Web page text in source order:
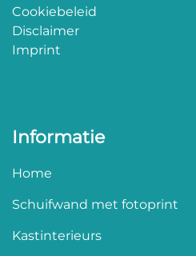
Cookiebeleid
Disclaimer
Imprint
Informatie
Home
Schuifwand met fotoprint
Kastinterieurs